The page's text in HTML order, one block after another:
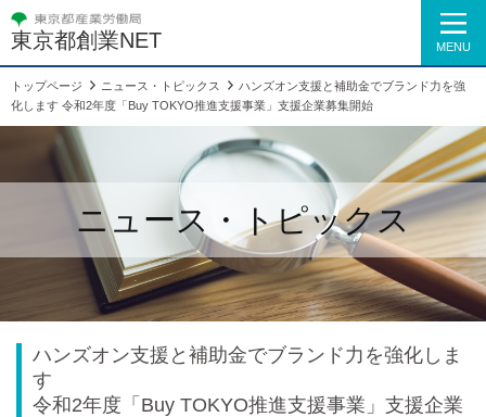
東京都創業NET MENU
トップページ ニュース・トピックス
ハンズオン支援と補助金でブランド力を強
化します 令和2年度「Buy TOKYO推進支援事業」支援企業募集開始
ニュース・トピックス
ハンズオン支援と補助金でブランド力を強化しま
す
令和2年度「Buy TOKYO推進支援事業」支援企業